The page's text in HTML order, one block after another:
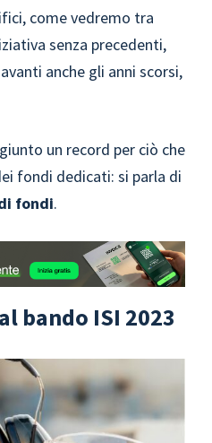
come vedremo tra
senza precedenti,
anche gli anni scorsi,
un record per ciò che
fondi dedicati: si parla di
fondi.
bando ISI 2023